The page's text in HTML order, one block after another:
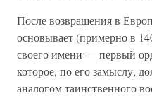
После возвращения в
основывает (примерно в
своего имени — первый
которое, по его замыслу,
аналогом таинственного